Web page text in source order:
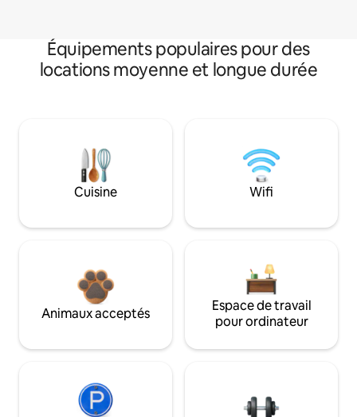
Équipements populaires pour des
locations moyenne et longue durée
Cuisine Wifi
Animaux acceptés
Espace de travail
pour ordinateur